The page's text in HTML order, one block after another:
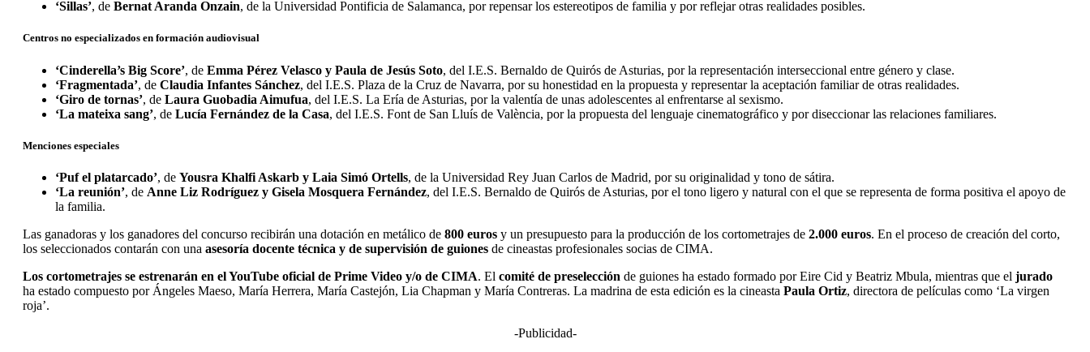
‘Sillas’, de Bernat Aranda Onzain, de la Universidad Pontificia de Salamanca, por repensar los estereotipos de familia y por reflejar otras realidades posibles.
Centros no especializados en formación audiovisual
‘Cinderella’s Big Score’, de Emma Pérez Velasco y Paula de Jesús Soto, del I.E.S. Bernaldo de Quirós de Asturias, por la representación interseccional entre género y clase.
‘Fragmentada’, de Claudia Infantes Sánchez, del I.E.S. Plaza de la Cruz de Navarra, por su honestidad en la propuesta y representar la aceptación familiar de otras realidades.
‘Giro de tornas’, de Laura Guobadia Aimufua, del I.E.S. La Ería de Asturias, por la valentía de unas adolescentes al enfrentarse al sexismo.
‘La mateixa sang’, de Lucía Fernández de la Casa, del I.E.S. Font de San Lluís de València, por la propuesta del lenguaje cinematográfico y por diseccionar las relaciones familiares.
Menciones especiales
‘Puf el platarcado’, de Yousra Khalfi Askarb y Laia Simó Ortells, de la Universidad Rey Juan Carlos de Madrid, por su originalidad y tono de sátira.
‘La reunión’, de Anne Liz Rodríguez y Gisela Mosquera Fernández, del I.E.S. Bernaldo de Quirós de Asturias, por el tono ligero y natural con el que se representa de forma positiva el apoyo de
la familia.
Las ganadoras y los ganadores del concurso recibirán una dotación en metálico de 800 euros y un presupuesto para la producción de los cortometrajes de 2.000 euros. En el proceso de creación del corto,
los seleccionados contarán con una asesoría docente técnica y de supervisión de guiones de cineastas profesionales socias de CIMA.
Los cortometrajes se estrenarán en el YouTube oficial de Prime Video y/o de CIMA. El comité de preselección de guiones ha estado formado por Eire Cid y Beatriz Mbula, mientras que el jurado
ha estado compuesto por Ángeles Maeso, María Herrera, María Castejón, Lia Chapman y María Contreras. La madrina de esta edición es la cineasta Paula Ortiz, directora de películas como ‘La virgen
roja’.
-Publicidad-